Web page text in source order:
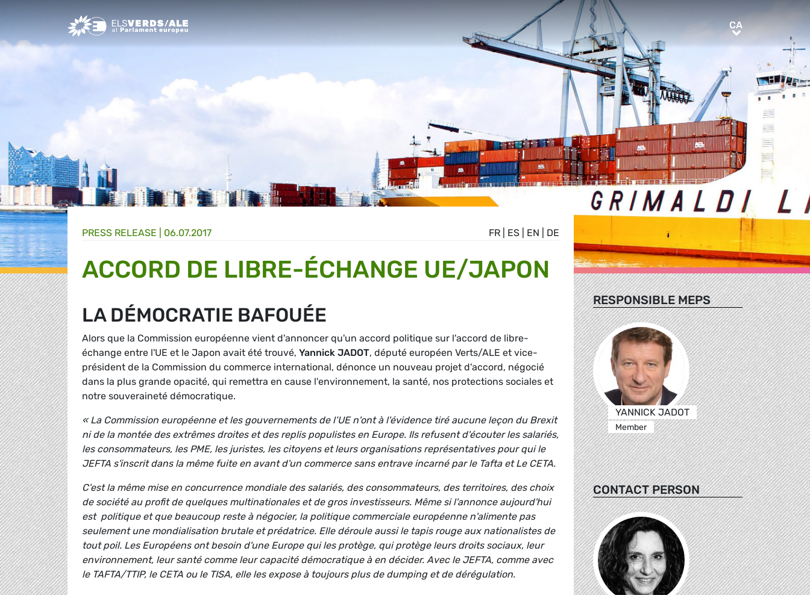
Greens/EFA Home CACA
FR ES EN DE
PRESS RELEASE | 06.07.2017
ACCORD DE LIBRE-ÉCHANGE UE/JAPON
LA DÉMOCRATIE BAFOUÉE
Alors que la Commission européenne vient d'annoncer qu'un accord politique sur l'accord de libre-
échange entre l'UE et le Japon avait été trouvé, Yannick JADOT, député européen Verts/ALE et vice-
président de la Commission du commerce international, dénonce un nouveau projet d'accord, négocié
dans la plus grande opacité, qui remettra en cause l'environnement, la santé, nos protections sociales et
notre souveraineté démocratique.
« La Commission européenne et les gouvernements de l’UE n'ont à l'évidence tiré aucune leçon du Brexit
ni de la montée des extrêmes droites et des replis populistes en Europe. Ils refusent d'écouter les salariés,
les consommateurs, les PME, les juristes, les citoyens et leurs organisations représentatives pour qui le
JEFTA s'inscrit dans la même fuite en avant d'un commerce sans entrave incarné par le Tafta et Le CETA.
C'est la même mise en concurrence mondiale des salariés, des consommateurs, des territoires, des choix
de société au profit de quelques multinationales et de gros investisseurs. Même si l'annonce aujourd'hui
est politique et que beaucoup reste à négocier, la politique commerciale européenne n'alimente pas
seulement une mondialisation brutale et prédatrice. Elle déroule aussi le tapis rouge aux nationalistes de
tout poil. Les Européens ont besoin d'une Europe qui les protège, qui protège leurs droits sociaux, leur
environnement, leur santé comme leur capacité démocratique à en décider. Avec le JEFTA, comme avec
le TAFTA/TTIP, le CETA ou le TISA, elle les expose à toujours plus de dumping et de dérégulation.
RESPONSIBLE MEPS
YANNICK JADOT
Member
CONTACT PERSON